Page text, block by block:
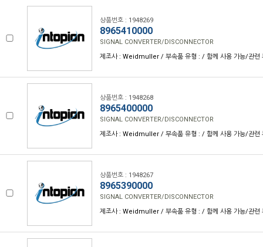
상품번호 : 1948269
8965410000
SIGNAL CONVERTER/DISCONNECTOR
제조사 : Weidmuller / 부속품 유형 : / 함께 사용 가능/관련
상품번호 : 1948268
8965400000
SIGNAL CONVERTER/DISCONNECTOR
제조사 : Weidmuller / 부속품 유형 : / 함께 사용 가능/관련
상품번호 : 1948267
8965390000
SIGNAL CONVERTER/DISCONNECTOR
제조사 : Weidmuller / 부속품 유형 : / 함께 사용 가능/관련